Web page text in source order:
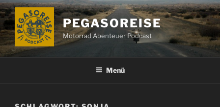
Zum
Inhalt
springen
PEGASOREISE
Motorrad Abenteuer Podcast
Menü